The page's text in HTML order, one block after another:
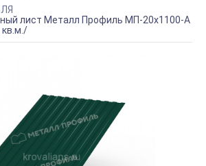
лист Металл Профиль МП-20х1100-A